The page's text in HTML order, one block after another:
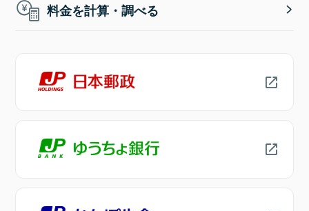
料金を計算・調べる